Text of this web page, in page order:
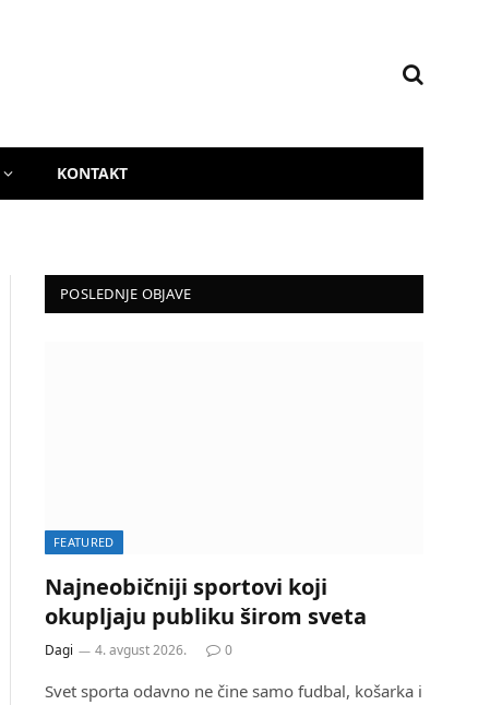
KONTAKT
POSLEDNJE OBJAVE
FEATURED
Najneobičniji sportovi koji
okupljaju publiku širom sveta
Dagi 4. avgust 2026. 0
Svet sporta odavno ne čine samo fudbal, košarka i